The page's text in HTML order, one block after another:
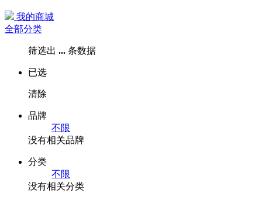
我的商城
全部分类
筛选出 ... 条数据
已选
清除
品牌
不限
没有相关品牌
分类
不限
没有相关分类